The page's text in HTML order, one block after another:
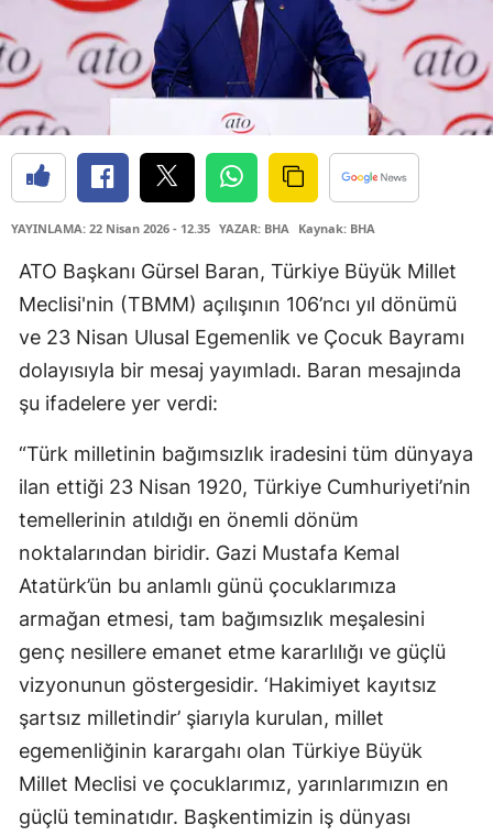
YAYINLAMA: 22 Nisan 2026 - 12.35 YAZAR: BHA Kaynak: BHA
ATO Başkanı Gürsel Baran, Türkiye Büyük Millet
Meclisi'nin (TBMM) açılışının 106’ncı yıl dönümü
ve 23 Nisan Ulusal Egemenlik ve Çocuk Bayramı
dolayısıyla bir mesaj yayımladı. Baran mesajında
şu ifadelere yer verdi:
“Türk milletinin bağımsızlık iradesini tüm dünyaya
ilan ettiği 23 Nisan 1920, Türkiye Cumhuriyeti’nin
temellerinin atıldığı en önemli dönüm
noktalarından biridir. Gazi Mustafa Kemal
Atatürk’ün bu anlamlı günü çocuklarımıza
armağan etmesi, tam bağımsızlık meşalesini
genç nesillere emanet etme kararlılığı ve güçlü
vizyonunun göstergesidir. ‘Hakimiyet kayıtsız
şartsız milletindir’ şiarıyla kurulan, millet
egemenliğinin karargahı olan Türkiye Büyük
Millet Meclisi ve çocuklarımız, yarınlarımızın en
güçlü teminatıdır. Başkentimizin iş dünyası